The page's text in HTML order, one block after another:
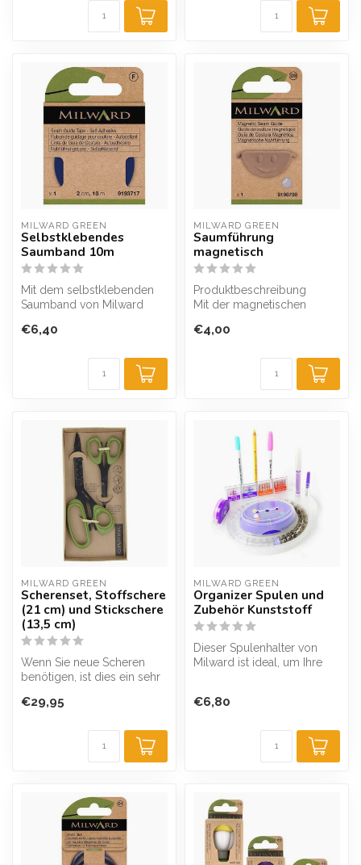
MILWARD GREEN
Selbstklebendes
Saumband 10m
Mit dem selbstklebenden
Saumband von Milward
perfe...
€6,40
MILWARD GREEN
Saumführung
magnetisch
Produktbeschreibung
Mit der magnetischen
erstellen Sie N...
€4,00
MILWARD GREEN
Scherenset, Stoffschere
(21 cm) und Stickschere
(13,5 cm)
Wenn Sie neue Scheren
benötigen, ist dies ein sehr
...
€29,95
MILWARD GREEN
Organizer Spulen und
Zubehör Kunststoff
Dieser Spulenhalter von
Milward ist ideal, um Ihre
€6,80